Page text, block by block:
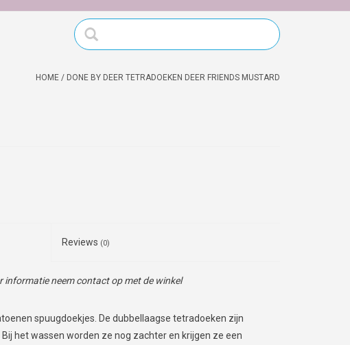
HOME / DONE BY DEER TETRADOEKEN DEER FRIENDS MUSTARD
Reviews (0)
informatie neem contact op met de winkel
spuugdoekjes. De dubbellaagse tetradoeken zijn
het wassen worden ze nog zachter en krijgen ze een